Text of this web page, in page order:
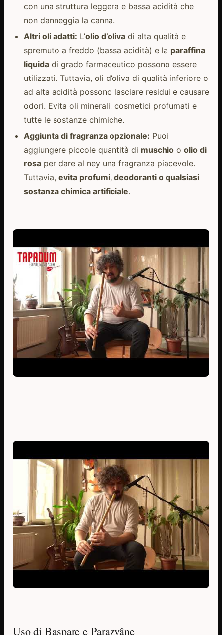
con una struttura leggera e bassa acidità che
non danneggia la canna.
Altri oli adatti: L’olio d’olivadi alta qualità e
spremuto a freddo (bassa acidità) e la paraffina
liquidadi grado farmaceutico possono essere
utilizzati. Tuttavia, oli d’oliva di qualità inferiore o
ad alta acidità possono lasciare residui e causare
odori. Evita oli minerali, cosmetici profumati e
tutte le sostanze chimiche.
Aggiunta di fragranza opzionale: Puoi
aggiungere piccole quantità di muschioo olio di
rosaper dare al ney una fragranza piacevole.
Tuttavia, evita profumi, deodoranti o qualsiasi
sostanza chimica artificiale.
Uso di Başpare e Parazvâne